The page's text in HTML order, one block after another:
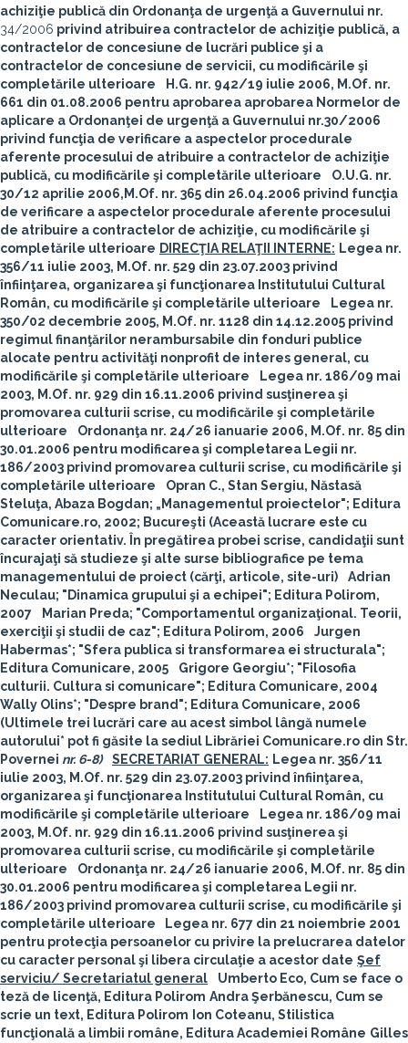
achiziţie publică din Ordonanţa de urgenţă a Guvernului nr.
34/2006 privind atribuirea contractelor de achiziţie publică, a
contractelor de concesiune de lucrări publice şi a
contractelor de concesiune de servicii, cu modificările şi
completările ulterioare
H.G. nr. 942/19 iulie 2006, M.Of. nr.
661 din 01.08.2006 pentru aprobarea aprobarea Normelor de
aplicare a Ordonanţei de urgenţă a Guvernului nr.30/2006
privind funcţia de verificare a aspectelor procedurale
aferente procesului de atribuire a contractelor de achiziţie
publică, cu modificările şi completările ulterioare
O.U.G. nr.
30/12 aprilie 2006,M.Of. nr. 365 din 26.04.2006 privind funcţia
de verificare a aspectelor procedurale aferente procesului
de atribuire a contractelor de achiziţie, cu modificările şi
completările ulterioare DIRECŢIA RELAŢII INTERNE: Legea nr.
356/11 iulie 2003, M.Of. nr. 529 din 23.07.2003 privind
înfiinţarea, organizarea şi funcţionarea Institutului Cultural
Român, cu modificările şi completările ulterioare
Legea nr.
350/02 decembrie 2005, M.Of. nr. 1128 din 14.12.2005 privind
regimul finanţărilor nerambursabile din fonduri publice
alocate pentru activităţi nonprofit de interes general, cu
modificările şi completările ulterioare
Legea nr. 186/09 mai
2003, M.Of. nr. 929 din 16.11.2006 privind susţinerea şi
promovarea culturii scrise, cu modificările şi completările
ulterioare
Ordonanţa nr. 24/26 ianuarie 2006, M.Of. nr. 85 din
30.01.2006 pentru modificarea şi completarea Legii nr.
186/2003 privind promovarea culturii scrise, cu modificările şi
completările ulterioare
Opran C., Stan Sergiu, Năstasă
Steluţa, Abaza Bogdan; „Managementul proiectelor"; Editura
Comunicare.ro, 2002; Bucureşti (Această lucrare este cu
caracter orientativ. În pregătirea probei scrise, candidaţii sunt
încurajaţi să studieze şi alte surse bibliografice pe tema
managementului de proiect (cărţi, articole, site-uri)
Adrian
Neculau; "Dinamica grupului şi a echipei"; Editura Polirom,
2007
Marian Preda; "Comportamentul organizaţional. Teorii,
exerciţii şi studii de caz"; Editura Polirom, 2006
Jurgen
Habermas*; "Sfera publica si transformarea ei structurala";
Editura Comunicare, 2005
Grigore Georgiu*; "Filosofia
culturii. Cultura si comunicare"; Editura Comunicare, 2004
Wally Olins*; "Despre brand"; Editura Comunicare, 2006
(Ultimele trei lucrări care au acest simbol lângă numele
autorului* pot fi găsite la sediul Librăriei Comunicare.ro din Str.
Povernei nr. 6-8) SECRETARIAT GENERAL: Legea nr. 356/11
iulie 2003, M.Of. nr. 529 din 23.07.2003 privind înfiinţarea,
organizarea şi funcţionarea Institutului Cultural Român, cu
modificările şi completările ulterioare
Legea nr. 186/09 mai
2003, M.Of. nr. 929 din 16.11.2006 privind susţinerea şi
promovarea culturii scrise, cu modificările şi completările
ulterioare
Ordonanţa nr. 24/26 ianuarie 2006, M.Of. nr. 85 din
30.01.2006 pentru modificarea şi completarea Legii nr.
186/2003 privind promovarea culturii scrise, cu modificările şi
completările ulterioare
Legea nr. 677 din 21 noiembrie 2001
pentru protecţia persoanelor cu privire la prelucrarea datelor
cu caracter personal şi libera circulaţie a acestor date Şef
serviciu/ Secretariatul general
Umberto Eco, Cum se face o
teză de licenţă, Editura Polirom Andra Şerbănescu, Cum se
scrie un text, Editura Polirom
Ion Coteanu, Stilistica
funcţională a limbii române, Editura Academiei Române Gilles